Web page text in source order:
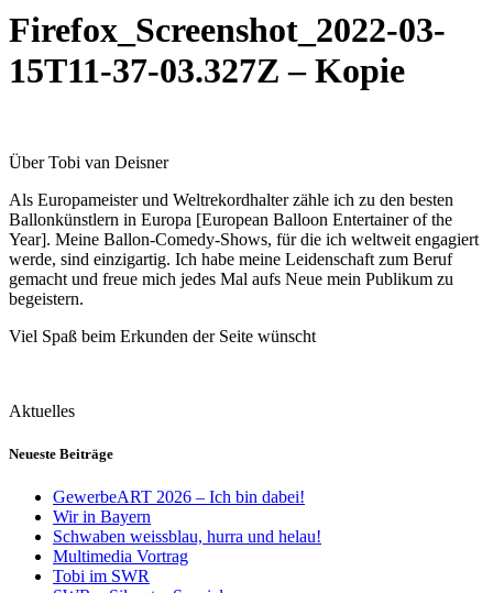
Firefox_Screenshot_2022-03-
15T11-37-03.327Z – Kopie
Über Tobi van Deisner
Als Europameister und Weltrekordhalter zähle ich zu den besten
Ballonkünstlern in Europa [European Balloon Entertainer of the
Year]. Meine Ballon-Comedy-Shows, für die ich weltweit engagiert
werde, sind einzigartig. Ich habe meine Leidenschaft zum Beruf
gemacht und freue mich jedes Mal aufs Neue mein Publikum zu
begeistern.
Viel Spaß beim Erkunden der Seite wünscht
Aktuelles
Neueste Beiträge
GewerbeART 2026 – Ich bin dabei!
Wir in Bayern
Schwaben weissblau, hurra und helau!
Multimedia Vortrag
Tobi im SWR